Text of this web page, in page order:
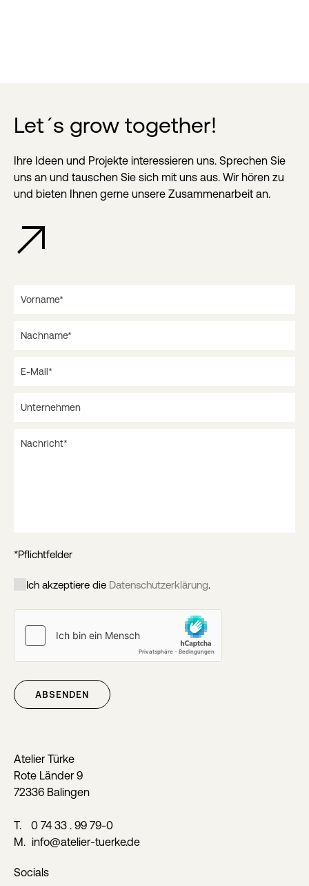
Let´s grow together!
Ihre Ideen und Projekte interessieren uns. Sprechen Sie
uns an und tauschen Sie sich mit uns aus. Wir hören zu
und bieten Ihnen gerne unsere Zusammenarbeit an.
*Pflichtfelder
Ich akzeptiere die Datenschutzerklärung.
ABSENDEN
Atelier Türke
Rote Länder 9
72336 Balingen
T.
0 74 33 . 99 79-0
M. info@atelier-tuerke.de
Socials